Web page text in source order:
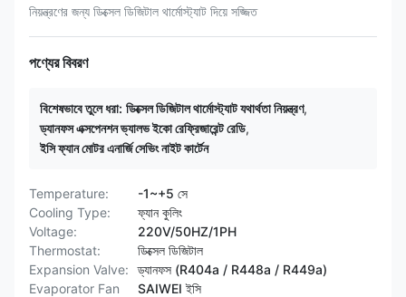
নিয়ন্ত্রণের জন্য ডিক্সেল ডিজিটাল থার্মোস্ট্যাট দিয়ে সজ্জিত
পণ্যের বিবরণ
বিশেষভাবে তুলে ধরা: ডিক্সেল ডিজিটাল থার্মোস্ট্যাট যথার্থতা নিয়ন্ত্রণ,
ড্যানফস এক্সপেনশন ভ্যালভ ইকো রেফ্রিজারেন্ট রেডি,
ইসি ফ্যান মোটর এনার্জি সেভিং নাইট কার্টেন
Temperature:
-1~+5 সে
Cooling Type:
ফ্যান কুলিং
Voltage:
220V/50HZ/1PH
Thermostat:
ডিক্সেল ডিজিটাল
Expansion Valve:
ড্যানফস (R404a / R448a / R449a)
Evaporator Fan
SAIWEI ইসি